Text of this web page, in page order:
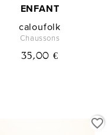
ENFANT
caloufolk
Chaussons
35,00 €
favorite_border